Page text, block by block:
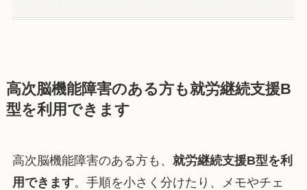
高次脳機能障害のある方も就労継続支援B
型を利用できます
高次脳機能障害のある方も、 就労継続支援B型を利
用できます。手順を小さく分けたり、メモやチェ